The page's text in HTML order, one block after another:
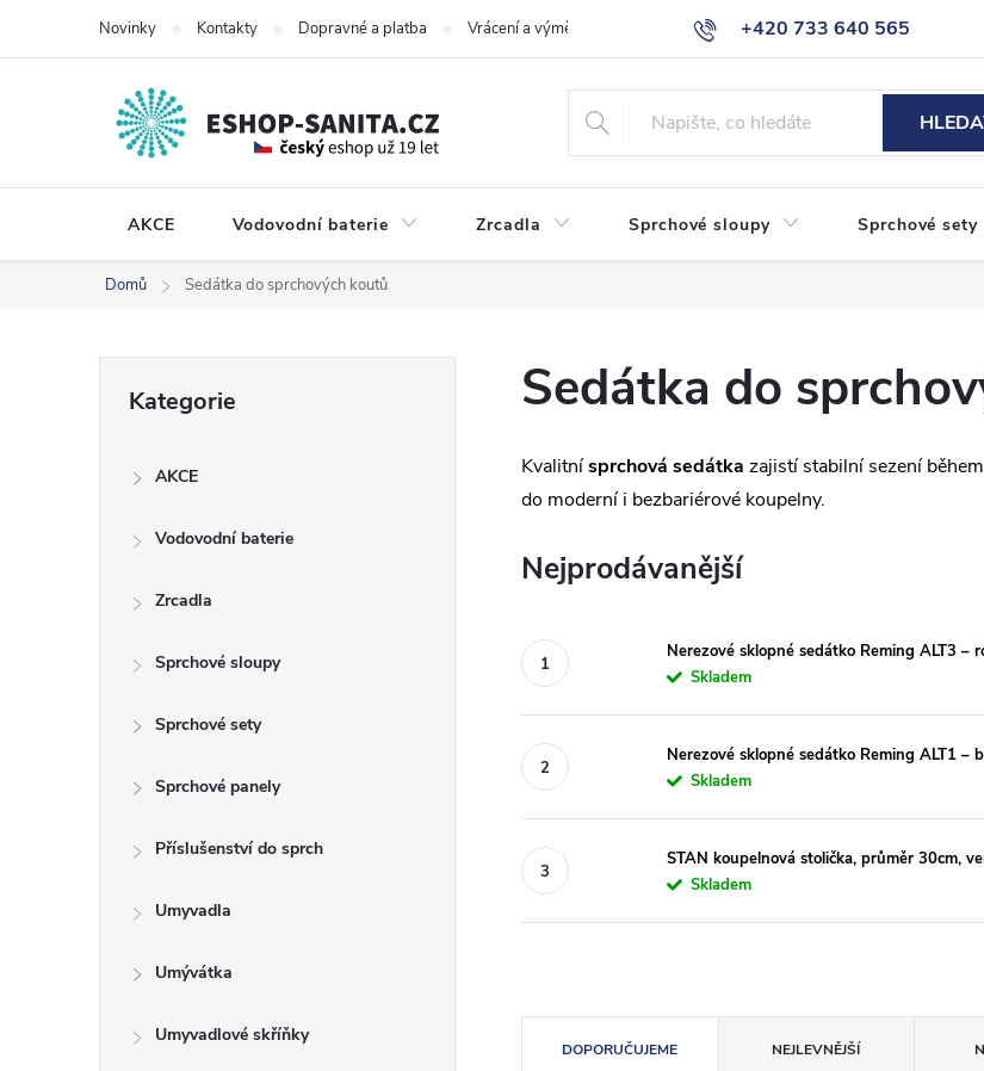
+420 733 640 565
info@eshop-sanita.cz
Novinky Kontakty Dopravné a platba Vrácení a výměna zboží Reklamace Obchodní podmínky
AKCE Vodovodní baterie Zrcadla Sprchové sloupy Sprchové sety
Domů Sedátka do sprchových koutů
kategorie
Kategorie
AKCE
Vodovodní baterie
Zrcadla
Sprchové sloupy
Sprchové sety
Sprchové panely
Příslušenství do sprch
Umyvadla
Umývátka
Umyvadlové skříňky
Sedátka do
Kvalitnísprchová sedátka zajistí stabilní sezení
do moderní i bezbariérové koupelny.
Nejprodávanější
Nerezové sklopné sedátko Reming ALT3 –
Skladem
Nerezové sklopné sedátko Reming ALT1 –
Skladem
STAN koupelnová stolička, průměr 30cm,
Skladem
DOPORUČUJEME NEJLEVNĚJŠÍ